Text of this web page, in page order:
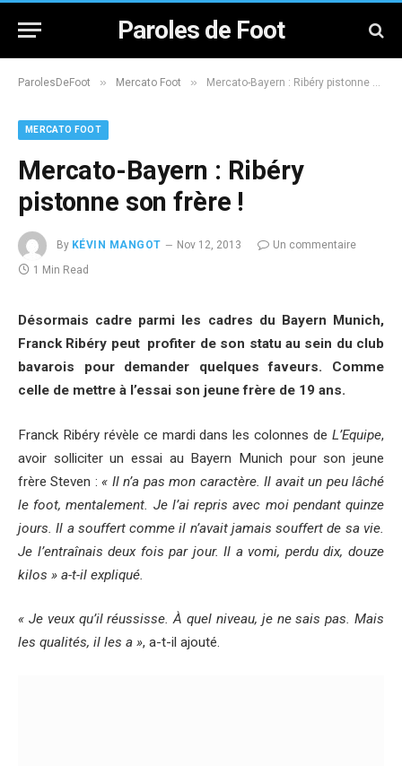
Paroles de Foot
ParolesDeFoot » Mercato Foot » Mercato-Bayern : Ribéry pistonne son frère !
MERCATO FOOT
Mercato-Bayern : Ribéry
pistonne son frère !
By KÉVIN MANGOT Nov 12, 2013
Un commentaire
1 Min Read
Désormais cadre parmi les cadres du Bayern Munich,
Franck Ribéry peut profiter de son statu au sein du club
bavarois pour demander quelques faveurs. Comme
celle de mettre à l’essai son jeune frère de 19 ans.
Franck Ribéry révèle ce mardi dans les colonnes de L’Equipe,
avoir solliciter un essai au Bayern Munich pour son jeune
frère Steven :« Il n’a pas mon caractère. Il avait un peu lâché
le foot, mentalement. Je l’ai repris avec moi pendant quinze
jours. Il a souffert comme il n’avait jamais souffert de sa vie.
Je l’entraînais deux fois par jour. Il a vomi, perdu dix, douze
kilos » a-t-il expliqué.
« Je veux qu’il réussisse. À quel niveau, je ne sais pas. Mais
les qualités, il les a », a-t-il ajouté.